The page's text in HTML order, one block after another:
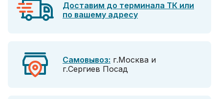
Доставим до терминала ТК или
по вашему адресу
Самовывоз: г.Москва и
г.Сергиев Посад